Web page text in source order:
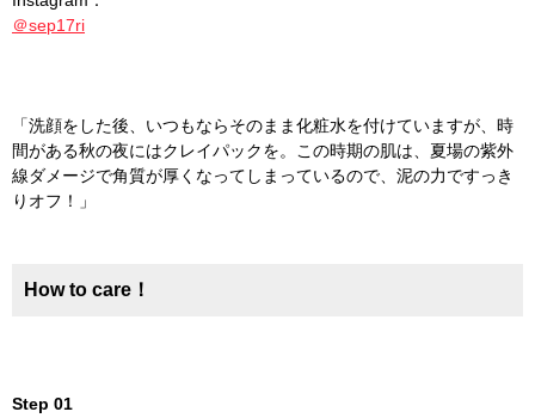
＠sep17ri
「洗顔をした後、いつもならそのまま化粧水を付けていますが、時
間がある秋の夜にはクレイパックを。この時期の肌は、夏場の紫外
線ダメージで角質が厚くなってしまっているので、泥の力ですっき
りオフ！」
How to care！
Step 01